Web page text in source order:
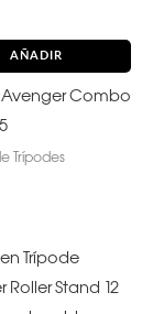
AÑADIR
Avenger Combo
Trípodes